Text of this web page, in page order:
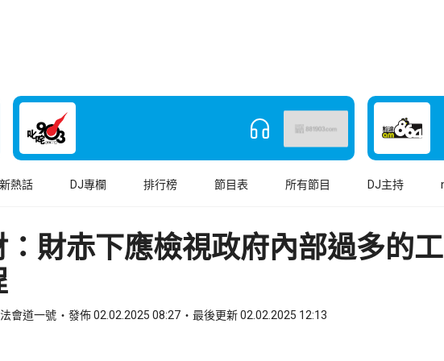
熱話 DJ專欄 排行榜 節目表 所有節目 DJ主持
：財赤下應檢視政府內部過多的工
會道一號 發佈 02.02.2025 08:27 最後更新 02.02.2025 12:13